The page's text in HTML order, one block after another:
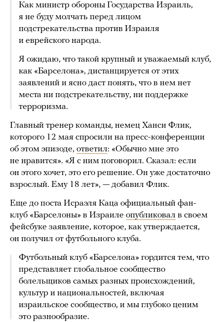
Как министр обороны Государства Израиль,
я не буду молчать перед лицом
подстрекательства против Израиля
и еврейского народа.
Я ожидаю, что такой крупный и уважаемый клуб,
как «Барселона», дистанцируется от этих
заявлений и ясно даст понять, что в нем нет
места ни подстрекательству, ни поддержке
терроризма.
Главный тренер команды, немец Ханси Флик,
которого 12 мая спросили на пресс-конференции
об этом эпизоде, ответил: «Обычно мне это
не нравится». «Я с ним поговорил. Сказал: если
он этого хочет, это его решение. Он уже достаточно
взрослый. Ему 18 лет», — добавил Флик.
Еще до поста Исраэля Каца официальный фан-
клуб «Барселоны» в Израиле опубликовал в своем
фейсбуке заявление, которое, как утверждается,
он получил от футбольного клуба.
Футбольный клуб «Барселона» гордится тем, что
представляет глобальное сообщество
болельщиков самых разных происхождений,
культур и национальностей, включая
израильское сообщество, и мы глубоко ценим
это разнообразие.